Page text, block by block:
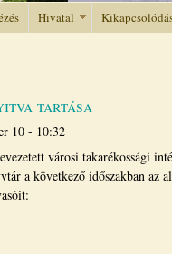
Hivatal
tartása
10 - 10:32
városi takarékossági
a következő időszakban az